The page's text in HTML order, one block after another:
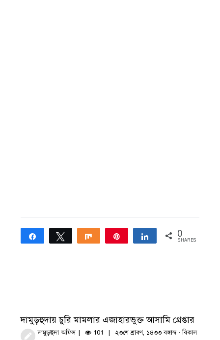
Share Tweet Share Share 0
SHARES
দামুড়হুদায় চুরি মামলার এজাহারভুক্ত আসামি গ্রেপ্তার
দামুড়হুদা অফিস 101 ২৩শে শ্রাবণ, ১৪৩৩ বঙ্গাব্দ · বিকাল